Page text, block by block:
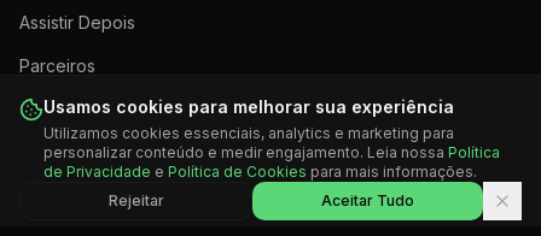
Assistir Depois
Parceiros
Apps e Plataformas
WebTV Gospel. Todos os direitos reservados. Anunciando a
Usamos cookies para melhorar sua experiência
Utilizamos cookies essenciais, analytics e marketing para
personalizar conteúdo e medir engajamento. Leia nossa Política
de Privacidade e Política de Cookies para mais informações.
Rejeitar
Aceitar Tudo